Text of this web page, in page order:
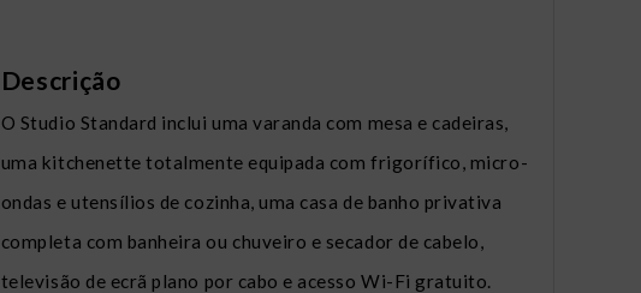
Descrição
O Studio Standard inclui uma varanda com mesa e cadeiras,
uma kitchenette totalmente equipada com frigorífico, micro-
ondas e utensílios de cozinha, uma casa de banho privativa
completa com banheira ou chuveiro e secador de cabelo,
televisão de ecrã plano por cabo e acesso Wi-Fi gratuito.